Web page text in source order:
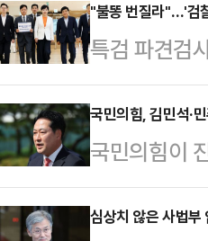
에서 난동을
로 40대 여
주거지에서
접 차량을 몰
몸 곳곳에서
씨는…
"불똥 번질라"…'검
특검 파견검
복귀를 요청
사를 요구하
류가 확산될
검 종합대응
복귀 요청으
국민의힘, 김민석·
국민의힘이
3000명을 경
민주당 압박
심상치 않은 사법